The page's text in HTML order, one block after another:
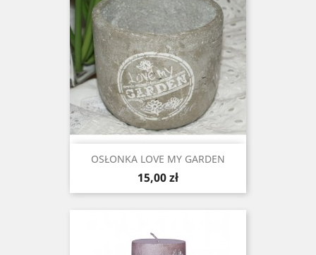
OSŁONKA LOVE MY GARDEN
Cena
15,00 zł